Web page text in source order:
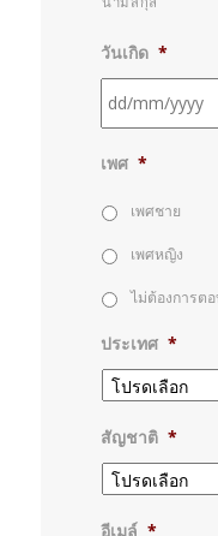
วันเกิด *
slash
MM
YYYY
เพศ *
เพศชาย
เพศหญิง
ไม่ต้องการต
ประเทศ *
สัญชาติ *
อีเมล์ *